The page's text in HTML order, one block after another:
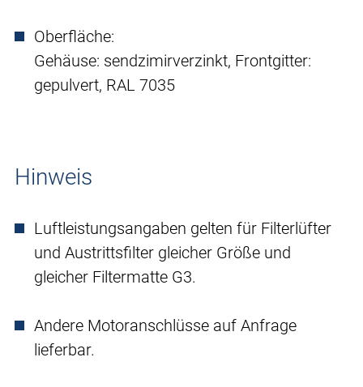
Oberfläche:
Gehäuse: sendzimirverzinkt, Frontgitter:
gepulvert, RAL 7035
Hinweis
Luftleistungsangaben gelten für Filterlüfter
und Austrittsfilter gleicher Größe und
gleicher Filtermatte G3.
Andere Motoranschlüsse auf Anfrage
lieferbar.